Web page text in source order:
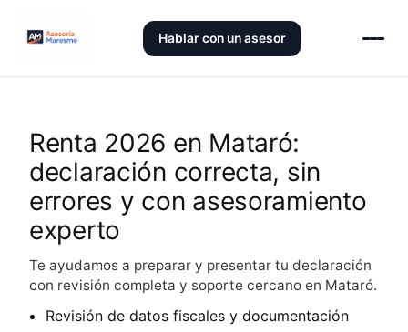
Hablar con un asesor
Renta 2026 en Mataró:
declaración correcta, sin
errores y con asesoramiento
experto
Te ayudamos a preparar y presentar tu declaración
con revisión completa y soporte cercano en Mataró.
Revisión de datos fiscales y documentación